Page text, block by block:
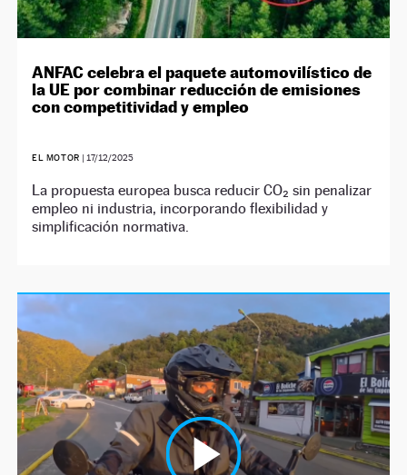
ANFAC celebra el paquete automovilístico de
la UE por combinar reducción de emisiones
con competitividad y empleo
EL MOTOR | 17/12/2025
La propuesta europea busca reducir CO₂ sin penalizar
empleo ni industria, incorporando flexibilidad y
simplificación normativa.